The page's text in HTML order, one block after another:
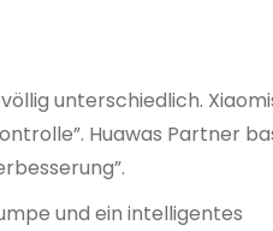
unterschiedlich.
Huawas Partner
und ein intelligentes